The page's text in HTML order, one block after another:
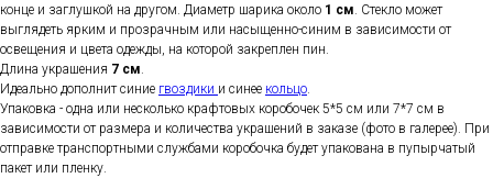
конце и заглушкой на другом. Диаметр шарика около 1 см. Стекло может
выглядеть ярким и прозрачным или насыщенно-синим в зависимости от
освещения и цвета одежды, на которой закреплен пин.
Длина украшения 7 см.
Идеально дополнит синие гвоздики и синее кольцо.
Упаковка - одна или несколько крафтовых коробочек 5*5 см или 7*7 см в
зависимости от размера и количества украшений в заказе (фото в галерее). При
отправке транспортными службами коробочка будет упакована в пупырчатый
пакет или пленку.